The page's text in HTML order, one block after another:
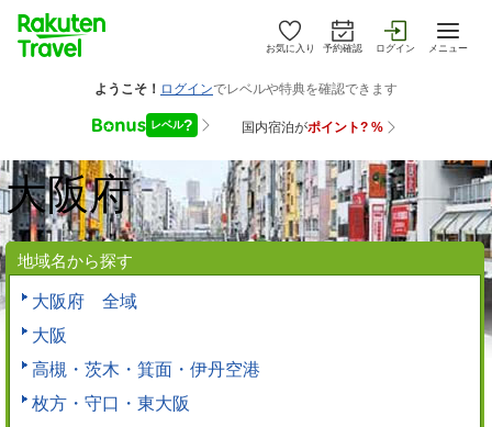
お気に入り 予約確認 ログイン メニュー
大阪府
地域名から探す
大阪府 全域
大阪
高槻・茨木・箕面・伊丹空港
枚方・守口・東大阪